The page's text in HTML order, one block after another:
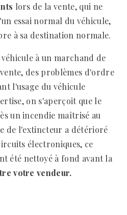
lors de la vente, qui ne
essai normal du véhicule,
à sa destination normale.
à un marchand de
des problèmes d'ordre
l'usage du véhicule
on s'aperçoit que le
un incendie maîtrisé au
de l'extincteur a détérioré
électroniques, ce
été nettoyé à fond avant la
votre vendeur.